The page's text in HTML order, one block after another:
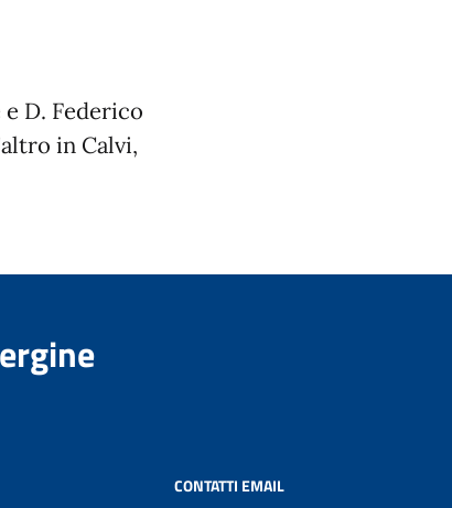
D. Federico
in Calvi,
CONTATTI EMAIL